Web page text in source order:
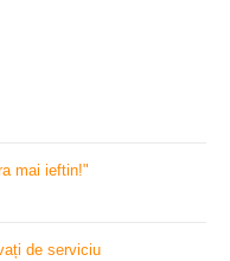
mai ieftin!"
de serviciu